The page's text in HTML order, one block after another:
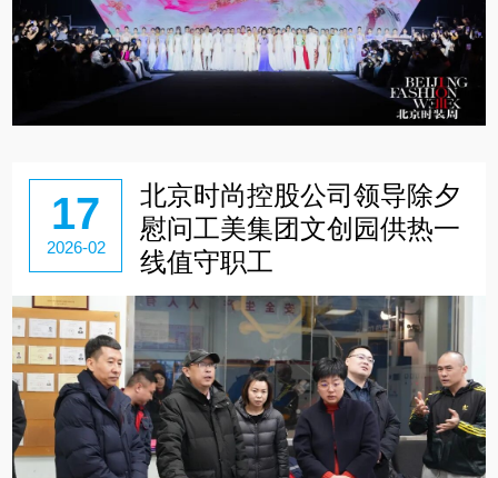
17
2026-02
北京时尚控股公司领导除夕
慰问工美集团文创园供热一
线值守职工